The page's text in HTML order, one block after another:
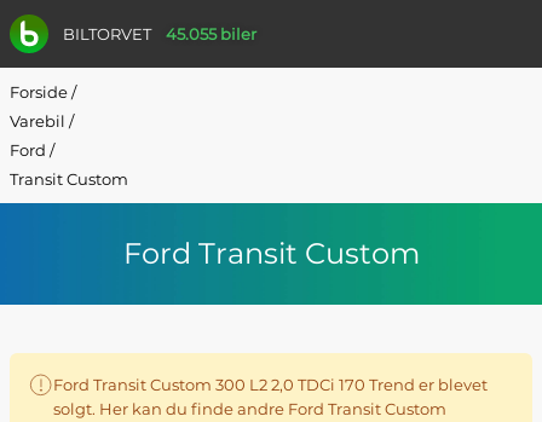
BILTORVET 45.055 biler
Forside/
Varebil /
Ford /
Transit Custom
Ford Transit Custom
Ford Transit Custom 300 L2 2,0 TDCi 170 Trend er blevet
solgt. Her kan du finde andre Ford Transit Custom